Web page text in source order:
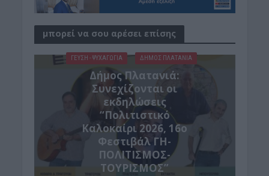
μπορεί να σου αρέσει επίσης
ΓΕΎΣΗ - ΨΥΧΑΓΩΓΊΑ ΔΉΜΟΣ ΠΛΑΤΑΝΙΆ
Δήμος Πλατανιά:
Συνεχίζονται οι
εκδηλώσεις
“Πολιτιστικό
Καλοκαίρι 2026, 16ο
Φεστιβάλ ΓΗ-
ΠΟΛΙΤΙΣΜΟΣ-
ΤΟΥΡΙΣΜΟΣ”